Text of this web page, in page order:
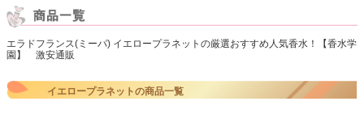
エラドフランス(ミーパ) イエロープラネットの厳選おすすめ人気香水！【香水学
園】 激安通販
イエロープラネットの商品一覧